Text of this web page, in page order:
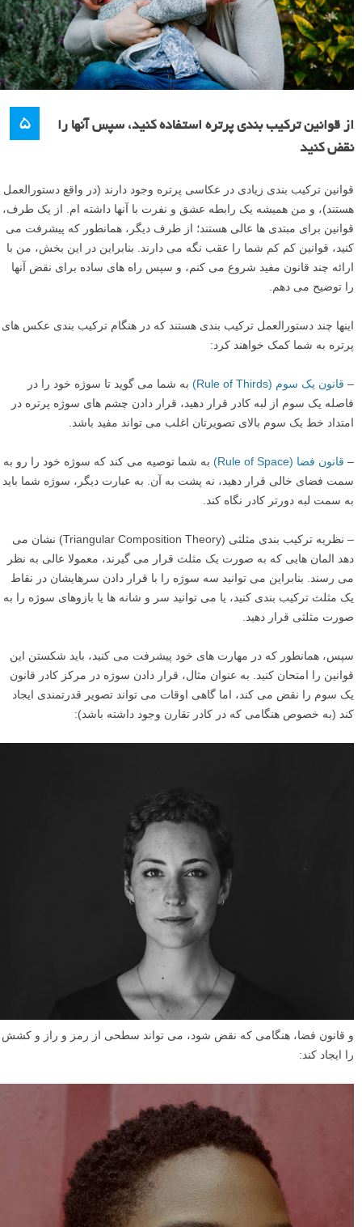
۵
از قوانین ترکیب بندی پرتره استفاده کنید، سپس آنها را
نقض کنید
قوانین ترکیب بندی زیادی در عکاسی پرتره وجود دارند (در واقع دستورالعمل
هستند)، و من همیشه یک رابطه عشق و نفرت با آنها داشته ام. از یک طرف،
قوانین برای مبتدی ها عالی هستند؛ از طرف دیگر، همانطور که پیشرفت می
کنید، قوانین کم کم شما را عقب نگه می دارند. بنابراین در این بخش، من با
ارائه چند قانون مفید شروع می کنم، و سپس راه های ساده برای نقض آنها
را توضیح می دهم.
اینها چند دستورالعمل ترکیب بندی هستند که در هنگام ترکیب بندی عکس های
پرتره به شما کمک خواهند کرد:
– قانون یک سوم (Rule of Thirds)
به شما می گوید تا سوژه خود را در
فاصله یک سوم از لبه کادر قرار دهید، قرار دادن چشم های سوژه پرتره در
امتداد خط یک سوم بالای تصویرتان اغلب می تواند مفید باشد.
– قانون فضا (Rule of Space)
به شما توصیه می کند که سوژه خود را رو به
سمت فضای خالی قرار دهید، نه پشت به آن. به عبارت دیگر، سوژه شما باید
به سمت لبه دورتر کادر نگاه کند.
– نظریه ترکیب بندی مثلثی (Triangular Composition Theory) نشان می
دهد المان هایی که به صورت یک مثلث قرار می گیرند، معمولا عالی به نظر
می رسند. بنابراین می توانید سه سوژه را با قرار دادن سرهایشان در نقاط
یک مثلث ترکیب بندی کنید، یا می توانید سر و شانه ها یا بازوهای سوژه را به
صورت مثلثی قرار دهید.
سپس، همانطور که در مهارت های خود پیشرفت می کنید، باید شکستن این
قوانین را امتحان کنید. به عنوان مثال، قرار دادن سوژه در مرکز کادر قانون
یک سوم را نقض می کند، اما گاهی اوقات می تواند تصویر قدرتمندی ایجاد
کند (به خصوص هنگامی که در کادر تقارن وجود داشته باشد):
و قانون فضا، هنگامی که نقض شود، می تواند سطحی از رمز و راز و کشش
را ایجاد کند: